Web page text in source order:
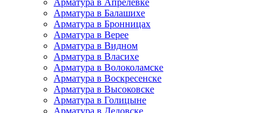
Арматура в Апрелевке
Арматура в Балашихе
Арматура в Бронницах
Арматура в Верее
Арматура в Видном
Арматура в Власихе
Арматура в Волоколамске
Арматура в Воскресенске
Арматура в Высоковске
Арматура в Голицыне
Арматура в Дедовске